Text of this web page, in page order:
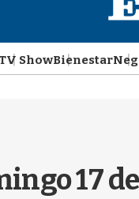
TV ShowBienestar
17